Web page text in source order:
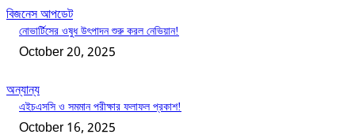
বিজনেস আপডেট
নোভার্টিসের ওষুধ উৎপাদন শুরু করল নেভিয়ান!
October 20, 2025
অন্যান্য
এইচএসসি ও সমমান পরীক্ষার ফলাফল প্রকাশ!
October 16, 2025